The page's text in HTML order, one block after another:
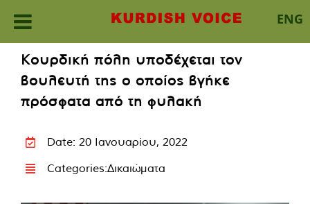
ENG
content
Κουρδική πόλη υποδέχεται τον
βουλευτή της ο οποίος βγήκε
πρόσφατα από τη φυλακή
Date: 20 Ιανουαρίου, 2022
Categories:Δικαιώματα